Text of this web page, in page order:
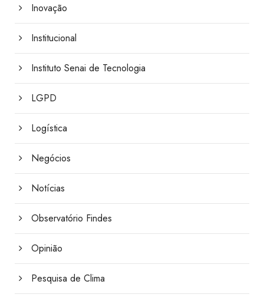
Inovação
Institucional
Instituto Senai de Tecnologia
LGPD
Logística
Negócios
Notícias
Observatório Findes
Opinião
Pesquisa de Clima